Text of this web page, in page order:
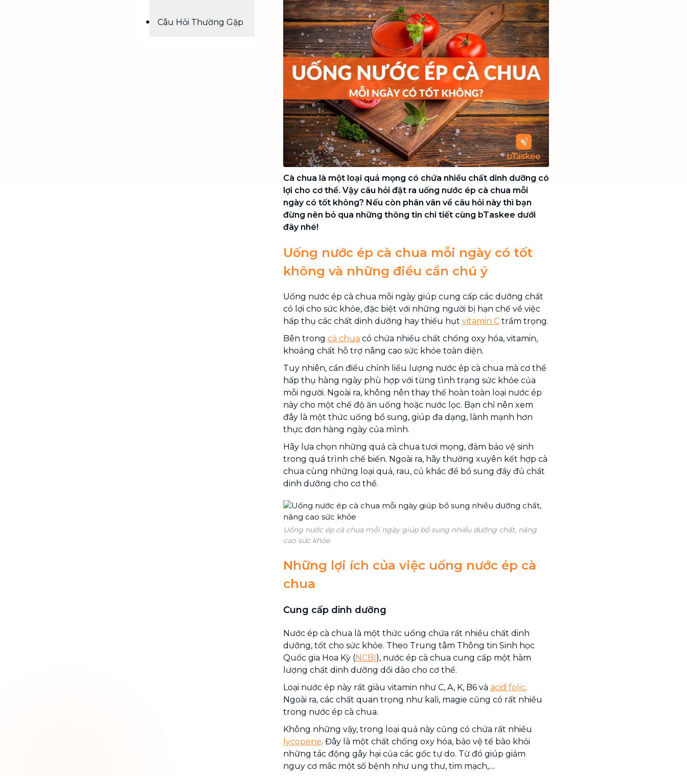
Chuyển nhà trọn gói, không lo dọn
dẹp nơi đi nơi đến
Vệ sinh công nghiệp NEW
Vệ sinh chuyên nghiệp cho văn
phòng, nhà xưởng, công trình lớn
Câu Hỏi Thường Gặp
Cà chua là một loại quả mọng có chứa nhiều chất dinh dưỡng có
lợi cho cơ thể. Vậy câu hỏi đặt ra uống nước ép cà chua mỗi
ngày có tốt không? Nếu còn phân vân về câu hỏi này thì bạn
đừng nên bỏ qua những thông tin chi tiết cùng bTaskee dưới
đây nhé!
Uống nước ép cà chua mỗi ngày có tốt
không và những điều cần chú ý
Uống nước ép cà chua mỗi ngày giúp cung cấp các dưỡng chất
có lợi cho sức khỏe, đặc biệt với những người bị hạn chế về việc
hấp thụ các chất dinh dưỡng hay thiếu hụt vitamin C trầm trọng.
Bên trong cà chua có chứa nhiều chất chống oxy hóa, vitamin,
khoáng chất hỗ trợ nâng cao sức khỏe toàn diện.
Tuy nhiên, cần điều chỉnh liều lượng nước ép cà chua mà cơ thể
hấp thụ hàng ngày phù hợp với từng tình trạng sức khỏe của
mỗi người. Ngoài ra, không nên thay thế hoàn toàn loại nước ép
này cho một chế độ ăn uống hoặc nước lọc. Bạn chỉ nên xem
đây là một thức uống bổ sung, giúp đa dạng, lành mạnh hơn
thực đơn hàng ngày của mình.
Hãy lựa chọn những quả cà chua tươi mọng, đảm bảo vệ sinh
trong quá trình chế biến. Ngoài ra, hãy thường xuyên kết hợp cà
chua cùng những loại quả, rau, củ khác để bổ sung đầy đủ chất
dinh dưỡng cho cơ thể.
Uống nước ép cà chua mỗi ngày giúp bổ sung nhiều dưỡng chất, nâng
cao sức khỏe
Những lợi ích của việc uống nước ép cà
chua
Cung cấp dinh dưỡng
Nước ép cà chua là một thức uống chứa rất nhiều chất dinh
dưỡng, tốt cho sức khỏe. Theo Trung tâm Thông tin Sinh học
Quốc gia Hoa Kỳ (NCBI), nước ép cà chua cung cấp một hàm
lượng chất dinh dưỡng dồi dào cho cơ thể.
Loại nước ép này rất giàu vitamin như C, A, K, B6 và acid folic.
Ngoài ra, các chất quan trọng như kali, magie cũng có rất nhiều
trong nước ép cà chua.
Không những vậy, trong loại quả này cũng có chứa rất nhiều
lycopene. Đây là một chất chống oxy hóa, bảo vệ tế bào khỏi
những tác động gây hại của các gốc tự do. Từ đó giúp giảm
nguy cơ mắc một số bệnh như ung thư, tim mạch,....